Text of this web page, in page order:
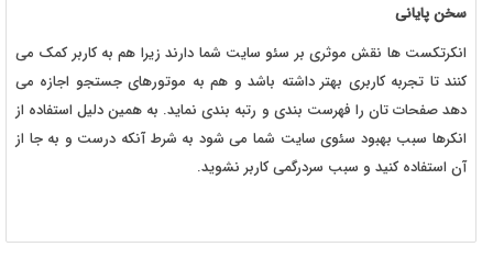
سخن پایانی
انکرتکست ها نقش موثری بر سئو سایت شما دارند زیرا هم به کاربر کمک می
کنند تا تجربه کاربری بهتر داشته باشد و هم به موتورهای جستجو اجازه می
دهد صفحات تان را فهرست بندی و رتبه بندی نماید. به همین دلیل استفاده از
انکرها سبب بهبود سئوی سایت شما می شود به شرط آنکه درست و به جا از
آن استفاده کنید و سبب سردرگمی کاربر نشوید.